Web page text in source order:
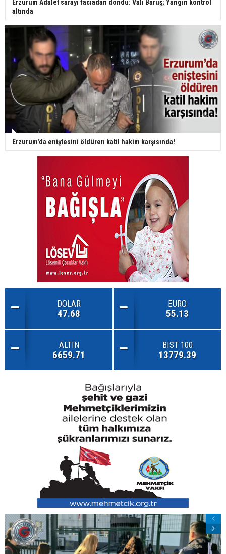
Erzurum Adalet sarayı faciadan dondu: Vali Baruş; Yangın kontrol
altında
Erzurum'da eniştesini öldüren katil hakim karşısında!
DOLAR
47.68
EURO
55.13
ALTIN
6659.71
BIST 100
13779.39